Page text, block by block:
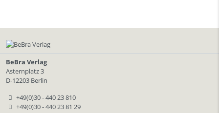
BeBra Verlag
Asternplatz 3
D-12203 Berlin
+49(0)30 - 440 23 810
+49(0)30 - 440 23 81 29